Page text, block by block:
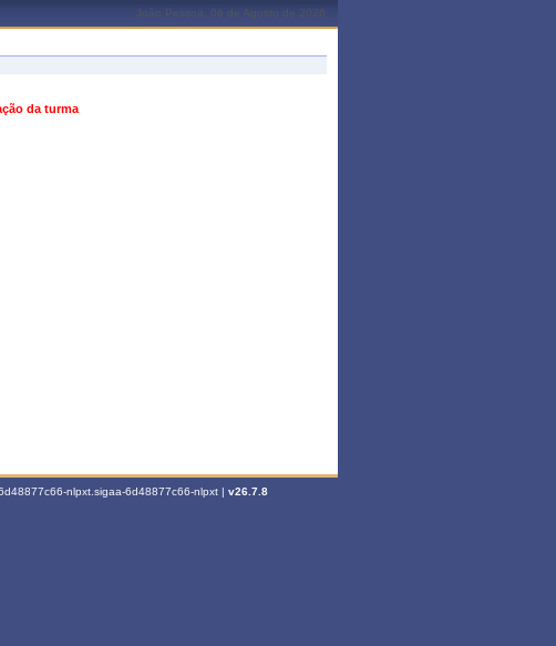
João Pessoa, 06 de Agosto de 2026
da turma
nlpxt.sigaa-6d48877c66-nlpxt | v26.7.8